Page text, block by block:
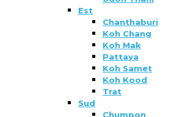
Est
Chanthaburi
Koh Chang
Koh Mak
Pattaya
Koh Samet
Koh Kood
Trat
Sud
Chumpon